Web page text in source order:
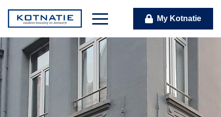
My Kotnatie